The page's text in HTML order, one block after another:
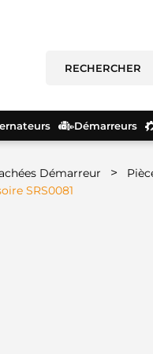
Démarreurs
Démarreur >
SRS0081